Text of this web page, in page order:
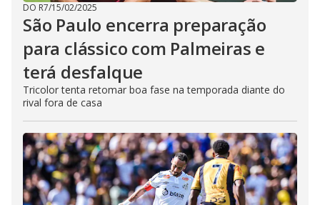
DO R7/15/02/2025
São Paulo encerra preparação
para clássico com Palmeiras e
terá desfalque
Tricolor tenta retomar boa fase na temporada diante do
rival fora de casa